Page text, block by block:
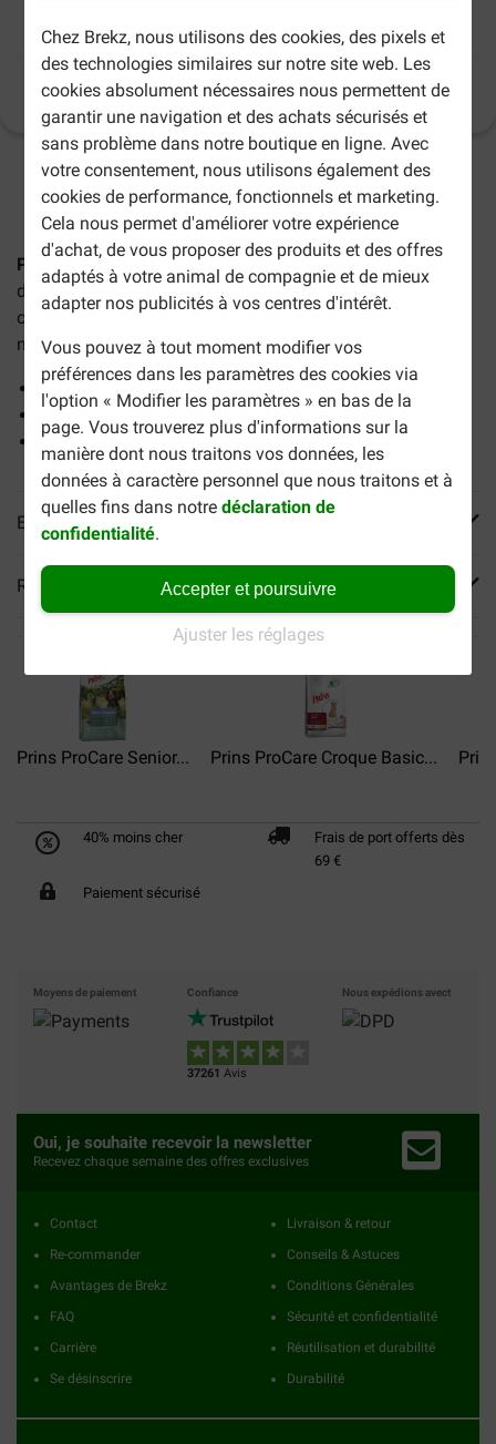
Chez Brekz, nous utilisons des cookies, des pixels et
des technologies similaires sur notre site web. Les
cookies absolument nécessaires nous permettent de
garantir une navigation et des achats sécurisés et
sans problème dans notre boutique en ligne. Avec
votre consentement, nous utilisons également des
cookies de performance, fonctionnels et marketing.
Cela nous permet d'améliorer votre expérience
d'achat, de vous proposer des produits et des offres
adaptés à votre animal de compagnie et de mieux
adapter nos publicités à vos centres d'intérêt.
Vous pouvez à tout moment modifier vos
préférences dans les paramètres des cookies via
l'option « Modifier les paramètres » en bas de la
page. Vous trouverez plus d'informations sur la
manière dont nous traitons vos données, les
données à caractère personnel que nous traitons et à
quelles fins dans notredéclaration de
confidentialité.
Accepter et poursuivre
Ajuster les réglages
Prins Fit Selection Senior pour chien
(13) Informations sur le produit
2-5 jours ouvrables estimés, sauf indication contraire.
Prins Fit Selection Senior pour chien
convient aux chiens
de plus de 8 ans, n'étant pas très actif physiquement et
consommant peu d'énergie. Les avantages de cette
nourriture :
Une peau saine et un pelage brillant
Une bonne digestion
Un poids équilibré
En savoir plus
Reviews
Prins ProCare Senior... Prins ProCare Croque Basic...
40% moins cher
Frais de port offerts dès
69 €
Paiement sécurisé
Moyens de paiement Confiance
37261 Avis
Nous expédions avect
Oui, je souhaite recevoir la newsletter
Recevez chaque semaine des offres exclusives
Contact
Re-commander
Avantages de Brekz
FAQ
Carrière
Se désinscrire
Livraison & retour
Conseils & Astuces
Conditions Générales
Sécurité et confidentialité
Réutilisation et durabilité
Durabilité